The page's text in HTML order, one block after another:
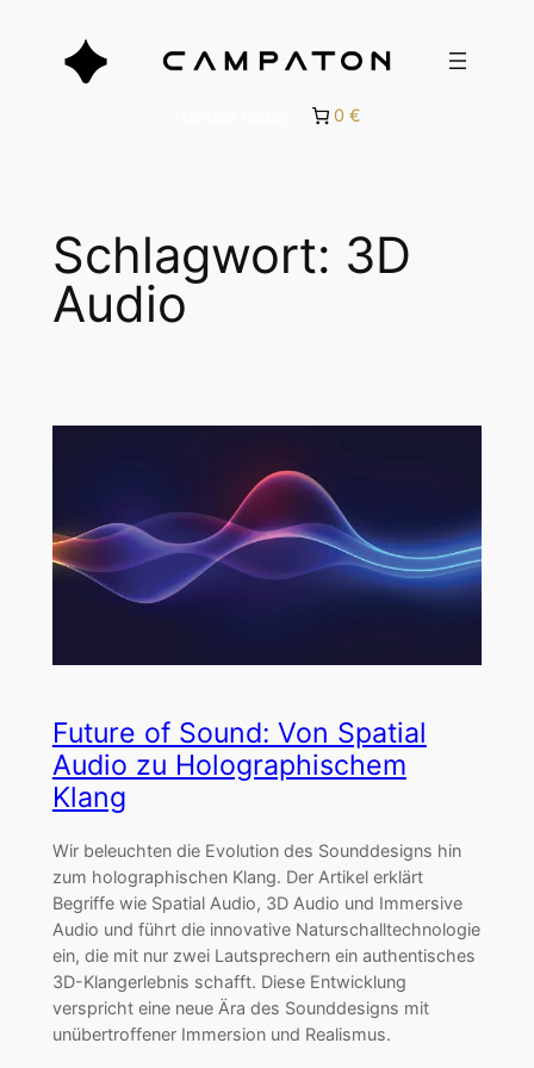
springen
0 €
Schlagwort: 3D
Audio
Future of Sound: Von Spatial
Audio zu Holographischem
Klang
Wir beleuchten die Evolution des Sounddesigns hin
zum holographischen Klang. Der Artikel erklärt
Begriffe wie Spatial Audio, 3D Audio und Immersive
Audio und führt die innovative Naturschalltechnologie
ein, die mit nur zwei Lautsprechern ein authentisches
3D-Klangerlebnis schafft. Diese Entwicklung
verspricht eine neue Ära des Sounddesigns mit
unübertroffener Immersion und Realismus.